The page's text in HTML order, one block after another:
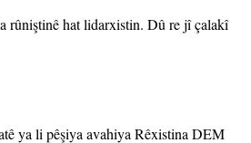
rûniştinê hat lidarxistin. Dû re jî çalakî
ya li pêşiya avahiya Rêxistina DEM